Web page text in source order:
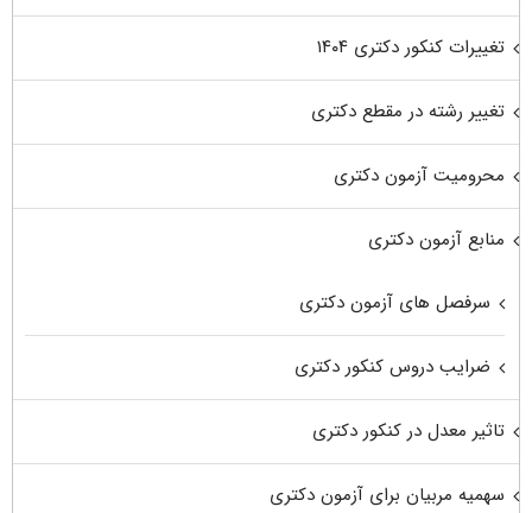
تغییرات کنکور دکتری ۱۴۰۴
تغییر رشته در مقطع دکتری
محرومیت آزمون دکتری
منابع آزمون دکتری
سرفصل های آزمون دکتری
ضرایب دروس کنکور دکتری
تاثیر معدل در کنکور دکتری
سهمیه مربیان برای آزمون دکتری